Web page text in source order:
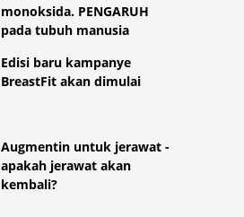
monoksida. PENGARUH
pada tubuh manusia
Edisi baru kampanye
BreastFit akan dimulai
Augmentin untuk jerawat -
apakah jerawat akan
kembali?